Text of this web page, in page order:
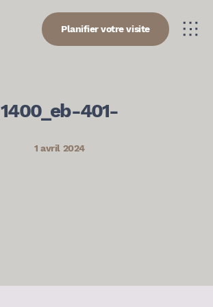
Planifier votre visite
1400_eb-401-
1 avril 2024